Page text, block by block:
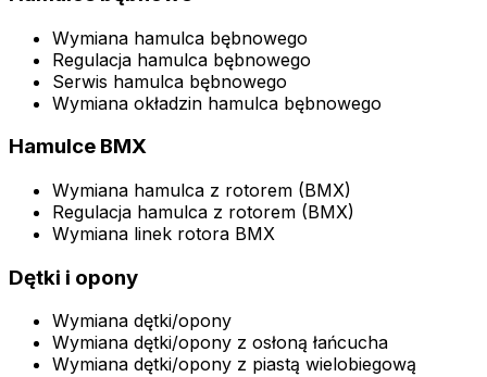
Wymiana hamulca bębnowego
Regulacja hamulca bębnowego
Serwis hamulca bębnowego
Wymiana okładzin hamulca bębnowego
Hamulce BMX
Wymiana hamulca z rotorem (BMX)
Regulacja hamulca z rotorem (BMX)
Wymiana linek rotora BMX
Dętki i opony
Wymiana dętki/opony
Wymiana dętki/opony z osłoną łańcucha
Wymiana dętki/opony z piastą wielobiegową